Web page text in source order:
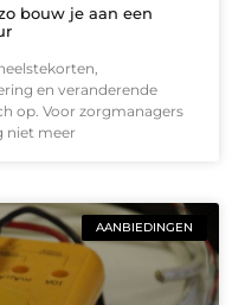
bouw je aan een
en veranderende
op. Voor zorgmanagers
niet meer
AANBIEDINGEN